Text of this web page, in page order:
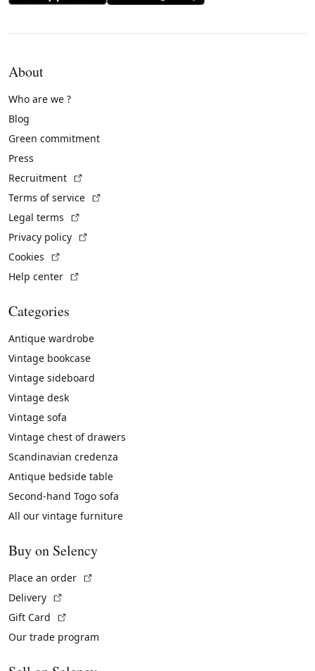
About
Who are we ?
Blog
Green commitment
Press
Recruitment
Terms of service
Legal terms
Privacy policy
Cookies
Help center
Categories
Antique wardrobe
Vintage bookcase
Vintage sideboard
Vintage desk
Vintage sofa
Vintage chest of drawers
Scandinavian credenza
Antique bedside table
Second-hand Togo sofa
All our vintage furniture
Buy on Selency
Place an order
Delivery
Gift Card
Our trade program